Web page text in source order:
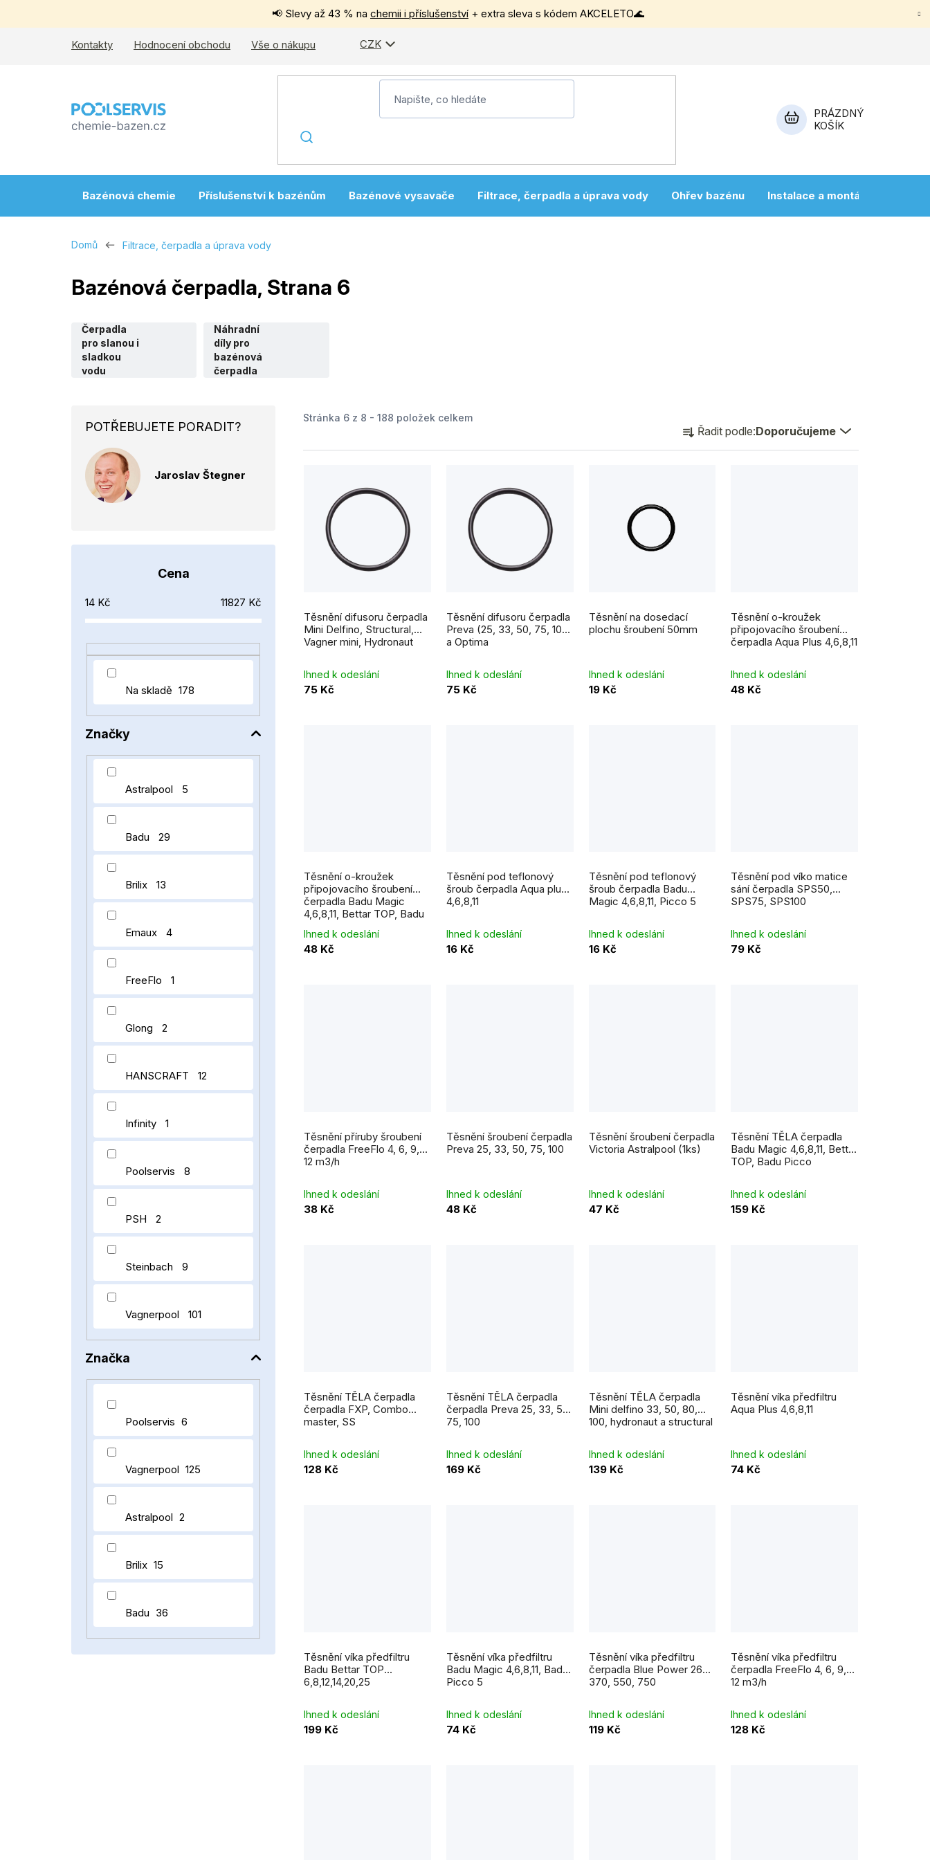
📢 Slevy až 43 % na chemii i příslušenství + extra sleva s kódem AKCELETO🌊
Kontakty Hodnocení obchodu Vše o nákupu CZK
NÁKUPNÍ
PRÁZDNÝ
KOŠÍK
Bazénová chemie Příslušenství k bazénům Bazénové vysavače Filtrace, čerpadla a úprava vody Ohřev bazénu Instalace a montáž
Domů Filtrace, čerpadla a úprava vody
Bazénová čerpadla, Strana 6
Čerpadla
pro slanou i
sladkou
vodu
Náhradní
díly pro
bazénová
čerpadla
POTŘEBUJETE PORADIT?
Jaroslav Štegner
Cena
14 Kč 11827 Kč
Na skladě 178
Značky
Astralpool 5
Badu 29
Brilix 13
Emaux 4
FreeFlo 1
Glong 2
HANSCRAFT 12
Infinity 1
Poolservis 8
PSH 2
Steinbach 9
Vagnerpool 101
Značka
Poolservis 6
Vagnerpool 125
Astralpool 2
Brilix 15
Badu 36
Stránka 6 z 8 - 188 položek celkem
Ř
a
d
Řadit podle:Doporučujeme
r
o
u
Těsnění difusoru čerpadla
Mini Delfino, Structural,
Vagner mini, Hydronaut
Ihned k odeslání
75 Kč
Těsnění difusoru čerpadla
Preva (25, 33, 50, 75, 100)
a Optima
Ihned k odeslání
75 Kč
Těsnění na dosedací
plochu šroubení 50mm
Ihned k odeslání
19 Kč
Těsnění o-kroužek
připojovacího šroubení
čerpadla Aqua Plus 4,6,8,11
Ihned k odeslání
48 Kč
Těsnění o-kroužek
připojovacího šroubení
čerpadla Badu Magic
4,6,8,11, Bettar TOP, Badu
Ihned k odeslání
48 Kč
Těsnění pod teflonový
šroub čerpadla Aqua plus
4,6,8,11
Ihned k odeslání
16 Kč
Těsnění pod teflonový
šroub čerpadla Badu
Magic 4,6,8,11, Picco 5
Ihned k odeslání
16 Kč
Těsnění pod víko matice
sání čerpadla SPS50,
SPS75, SPS100
Ihned k odeslání
79 Kč
Těsnění příruby šroubení
čerpadla FreeFlo 4, 6, 9,
12 m3/h
Ihned k odeslání
38 Kč
Těsnění šroubení čerpadla
Preva 25, 33, 50, 75, 100
hodnocení
produktu
je
5,0
Ihned k odeslání
48 Kč
Těsnění šroubení čerpadla
Victoria Astralpool (1ks)
Ihned k odeslání
47 Kč
Těsnění TĚLA čerpadla
Badu Magic 4,6,8,11, Bettar
TOP, Badu Picco
Ihned k odeslání
159 Kč
Těsnění TĚLA čerpadla
čerpadla FXP, Combo
master, SS
Ihned k odeslání
128 Kč
Těsnění TĚLA čerpadla
čerpadla Preva 25, 33, 50,
75, 100
Ihned k odeslání
169 Kč
Těsnění TĚLA čerpadla
Mini delfino 33, 50, 80,
100, hydronaut a structural
Ihned k odeslání
139 Kč
Těsnění víka předfiltru
Aqua Plus 4,6,8,11
Ihned k odeslání
74 Kč
Těsnění víka předfiltru
Badu Bettar TOP
6,8,12,14,20,25
Ihned k odeslání
199 Kč
Těsnění víka předfiltru
Badu Magic 4,6,8,11, Badu
Picco 5
Ihned k odeslání
74 Kč
Těsnění víka předfiltru
čerpadla Blue Power 260,
370, 550, 750
Ihned k odeslání
119 Kč
Těsnění víka předfiltru
čerpadla FreeFlo 4, 6, 9,
12 m3/h
Ihned k odeslání
128 Kč